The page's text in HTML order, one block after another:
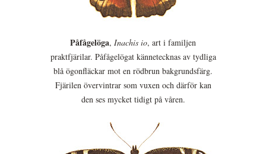
Påfågelöga, Inachis io, art i familjen
praktfjärilar. Påfågelögat kännetecknas av tydliga
blå ögonfläckar mot en rödbrun bakgrundsfärg.
Fjärilen övervintrar som vuxen och därför kan
den ses mycket tidigt på våren.